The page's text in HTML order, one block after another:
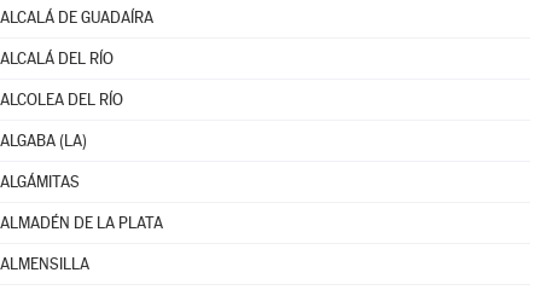
ALCALÁ DE GUADAÍRA
ALCALÁ DEL RÍO
ALCOLEA DEL RÍO
ALGABA (LA)
ALGÁMITAS
ALMADÉN DE LA PLATA
ALMENSILLA